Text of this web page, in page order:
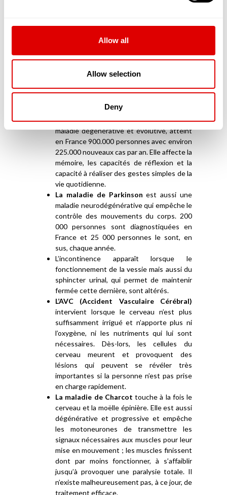
Allow all
Allow selection
Deny
en charge dans les EHPAD
Les pathologies liées au vieillissement sont
l’espérance de vie mais aussi à nos modes de vie
et à notre alimentation. Les EHPAD sont adaptés
La maladie d’Alzheimerqui est une
maladie dégénérative et évolutive, atteint
en France 900.000 personnes avec environ
225.000 nouveaux cas par an. Elle affecte la
mémoire, les capacités de réflexion et la
capacité à réaliser des gestes simples de la
vie quotidienne.
La maladie de Parkinson est aussi une
maladie neurodégénérative qui empêche le
contrôle des mouvements du corps. 200
000 personnes sont diagnostiquées en
France et 25 000 personnes le sont, en
sus, chaque année.
L’incontinence apparaît lorsque le
fonctionnement de la vessie mais aussi du
sphincter urinal, qui permet de maintenir
fermée cette dernière, sont altérés.
L’AVC (Accident Vasculaire Cérébral)
intervient lorsque le cerveau n’est plus
suffisamment irrigué et n’apporte plus ni
l’oxygène, ni les nutriments qui lui sont
nécessaires. Dès-lors, les cellules du
cerveau meurent et provoquent des
lésions qui peuvent se révéler très
importantes si la personne n’est pas prise
en charge rapidement.
La maladie de Charcot touche à la fois le
cerveau et la moëlle épinière. Elle est aussi
dégénérative et progressive et empêche
les motoneurones de transmettre les
signaux nécessaires aux muscles pour leur
mise en mouvement ; les muscles finissent
dont par moins fonctionner, à s’affaiblir
jusqu’à provoquer une paralysie totale. Il
n’existe malheureusement pas, à ce jour, de
traitement efficace.